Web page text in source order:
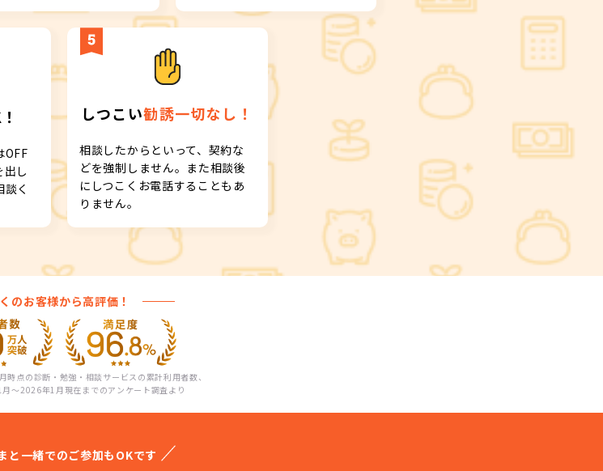
OFF
し
く
しつこい勧誘一切なし！
相談したからといって、契約な
どを強制しません。また相談後
にしつこくお電話することもあ
りません。
のお客様から高評価！
点の診断・勉強・相談サービスの累計利用者数、
〜2026年1月現在までのアンケート調査より
と一緒でのご参加もOKです